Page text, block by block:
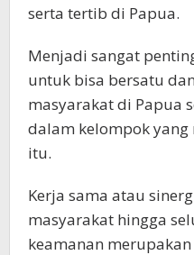
serta tertib di Papua.
Menjadi sangat
untuk bisa bersatu
masyarakat di Papua
dalam kelompok
itu.
Kerja sama atau
masyarakat hingga
keamanan